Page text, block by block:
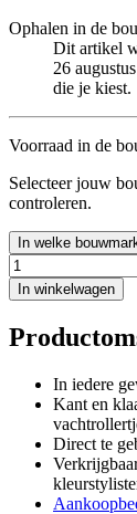
Ophalen in de
Dit artikel
26
die je kiest.
Voorraad in de
Selecteer jouw
controleren.
In welke
In winkelwagen
In iedere
Kant en
Direct te